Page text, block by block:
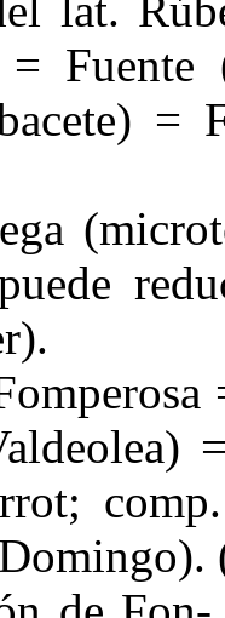
Fuente
=